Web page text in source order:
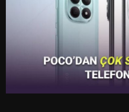
Otomotiv Teknolojileri